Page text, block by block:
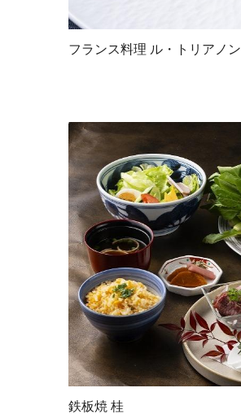
フランス料理 ル・トリアノン
鉄板焼 桂